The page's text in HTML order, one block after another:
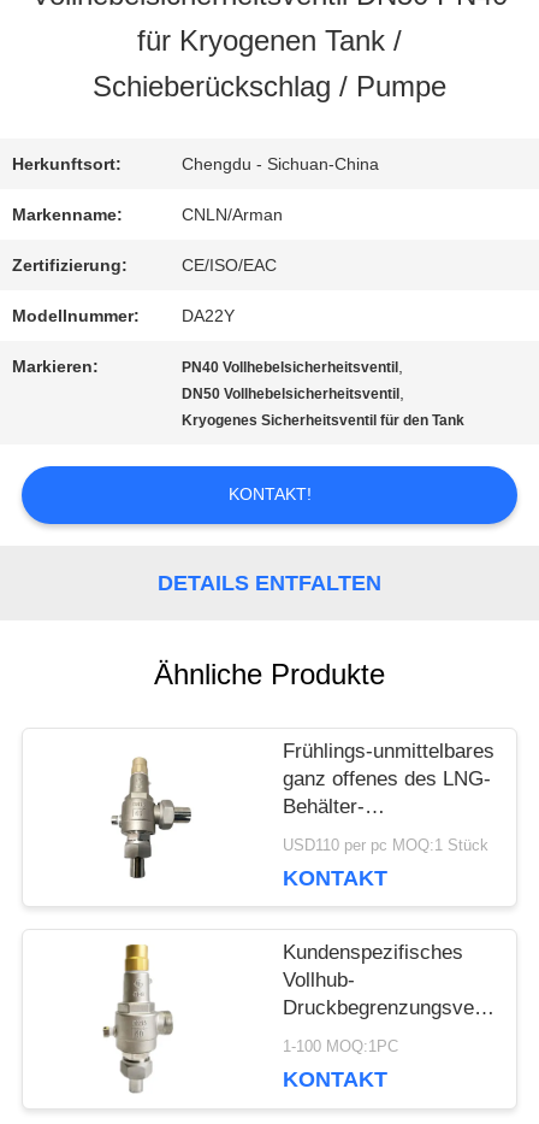
FABRIK-
AUSFLUG
QUALITÄTSKONTROLLE
MIT
IN
VERBINDUNG
FORDERN
SIE EIN
SITEMAP
DATENSCHUTZRICHTLINIE
für Kryogenen Tank /
Schieberückschlag / Pumpe
Herkunftsort: Chengdu - Sichuan-China
Markenname: CNLN/Arman
Zertifizierung: CE/ISO/EAC
Modellnummer: DA22Y
Markieren: PN40 Vollhebelsicherheitsventil ,
DN50 Vollhebelsicherheitsventil ,
Kryogenes Sicherheitsventil für den Tank
KONTAKT!
DETAILS ENTFALTEN
Ähnliche Produkte
Frühlings-unmittelbares
ganz offenes des LNG-
Behälter-
kälteerzeugender
SS304 DN15
USD110 per pc MOQ:1 Stück
KONTAKT
Kundenspezifisches
Vollhub-
Druckbegrenzungsventil,
kryogen, mit
Zulassung
1-100 MOQ:1PC
KONTAKT